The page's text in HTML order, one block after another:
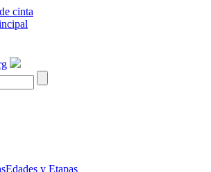
cinta
Edades y Etapas